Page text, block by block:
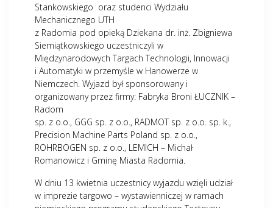
Stankowskiego oraz studenci Wydziału
Mechanicznego UTH
z Radomia pod opieką Dziekana dr. inż. Zbigniewa
Siemiątkowskiego uczestniczyli w
Międzynarodowych Targach Technologii, Innowacji
i Automatyki w przemyśle w Hanowerze w
Niemczech. Wyjazd był sponsorowany i
organizowany przez firmy: Fabryka Broni ŁUCZNIK –
Radom
sp. z o.o., GGG sp. z o.o., RADMOT sp. z o.o. sp. k.,
Precision Machine Parts Poland sp. z o.o.,
ROHRBOGEN sp. z o.o., LEMICH – Michał
Romanowicz i Gminę Miasta Radomia.
W dniu 13 kwietnia uczestnicy wyjazdu wzięli udział
w imprezie targowo – wystawienniczej w ramach